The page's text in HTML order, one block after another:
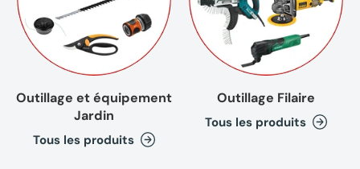
Outillage et équipement
Jardin
Tous les produits
Outillage Filaire
Tous les produits